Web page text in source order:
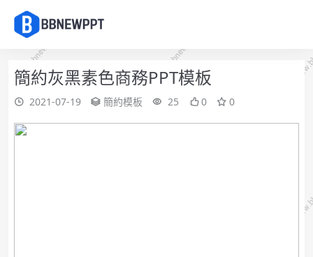
簡約灰黑素色商務PPT模板
2021-07-19 簡約模板 25 0 0